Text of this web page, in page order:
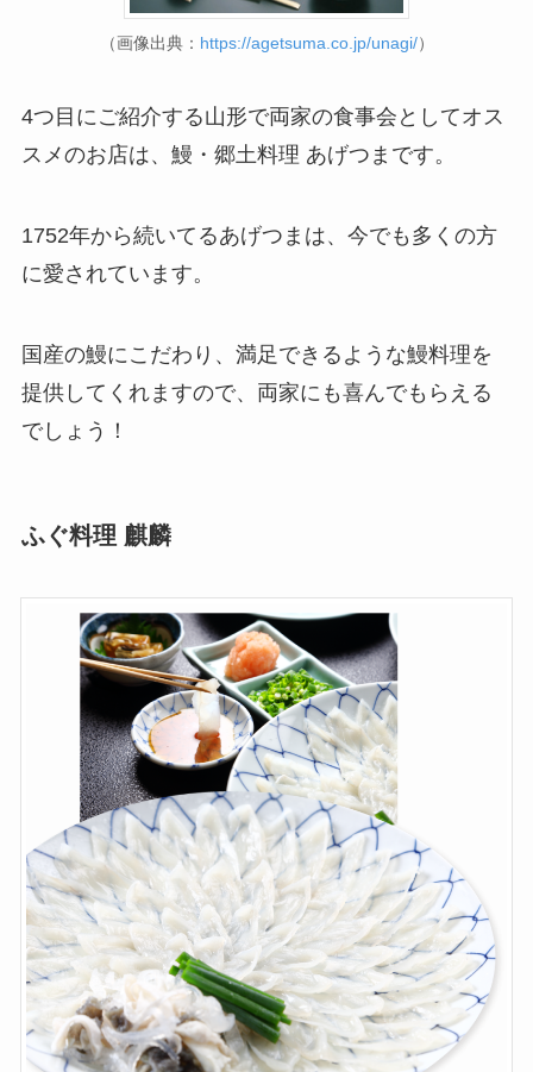
（画像出典： https://agetsuma.co.jp/unagi/）
4つ目にご紹介する山形で両家の食事会としてオス
スメのお店は、鰻・郷土料理 あげつまです。
1752年から続いてるあげつまは、今でも多くの方
に愛されています。
国産の鰻にこだわり、満足できるような鰻料理を
提供してくれますので、両家にも喜んでもらえる
でしょう！
ふぐ料理 麒麟